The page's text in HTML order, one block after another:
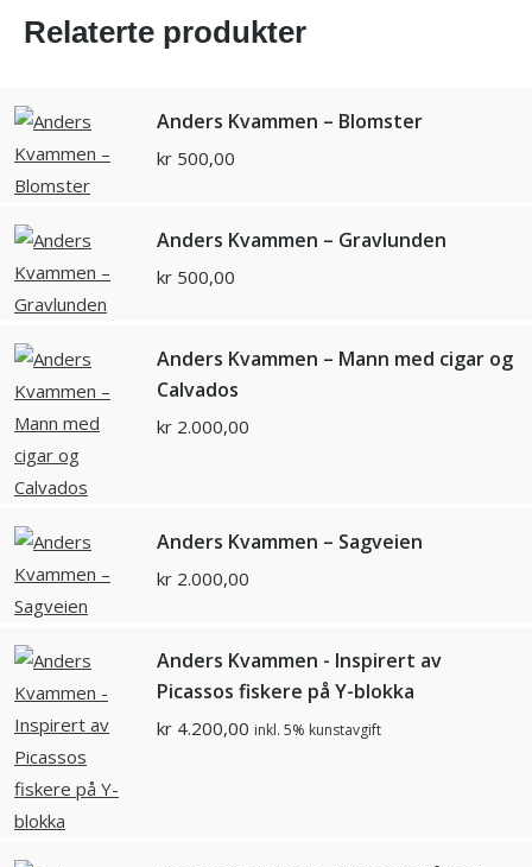
Relaterte produkter
Anders Kvammen – Blomster
kr 500,00
Anders Kvammen – Gravlunden
kr 500,00
Anders Kvammen – Mann med cigar og
Calvados
kr 2.000,00
Anders Kvammen – Sagveien
kr 2.000,00
Anders Kvammen - Inspirert av
Picassos fiskere på Y-blokka
kr 4.200,00 inkl. 5% kunstavgift